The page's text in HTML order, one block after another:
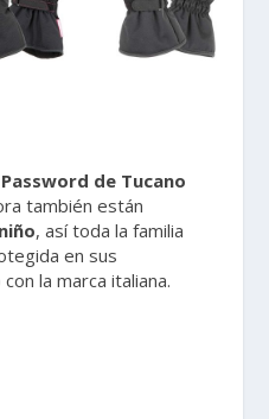
de Tucano
también están
, así toda la familia
en sus
la marca italiana.